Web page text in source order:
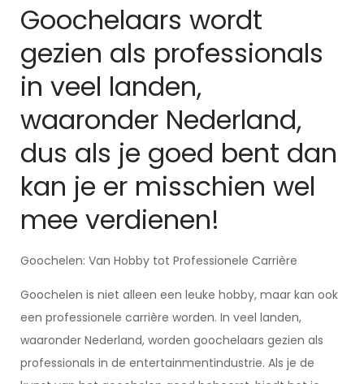
Goochelaars wordt
gezien als professionals
in veel landen,
waaronder Nederland,
dus als je goed bent dan
kan je er misschien wel
mee verdienen!
Goochelen: Van Hobby tot Professionele Carrière
Goochelen is niet alleen een leuke hobby, maar kan ook
een professionele carrière worden. In veel landen,
waaronder Nederland, worden goochelaars gezien als
professionals in de entertainmentindustrie. Als je de